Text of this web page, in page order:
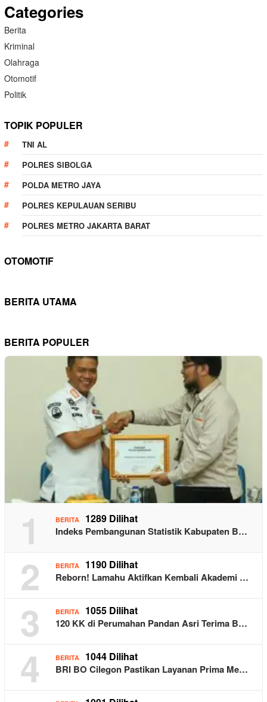
Categories
Berita
Kriminal
Olahraga
Otomotif
Politik
TOPIK POPULER
TNI AL
POLRES SIBOLGA
POLDA METRO JAYA
POLRES KEPULAUAN SERIBU
POLRES METRO JAKARTA BARAT
OTOMOTIF
BERITA UTAMA
BERITA POPULER
1 BERITA 1289 Dilihat
Indeks Pembangunan Statistik Kabupaten B…
2 BERITA 1190 Dilihat
Reborn! Lamahu Aktifkan Kembali Akademi …
3 BERITA 1055 Dilihat
120 KK di Perumahan Pandan Asri Terima B…
4 BERITA 1044 Dilihat
BRI BO Cilegon Pastikan Layanan Prima Me…